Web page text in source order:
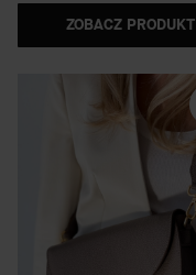
ZOBACZ PRODUKT